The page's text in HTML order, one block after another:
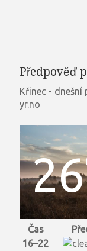
Předpověď
Křinec -
yr.no
Čas
16–22